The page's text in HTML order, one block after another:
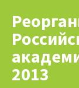
2013